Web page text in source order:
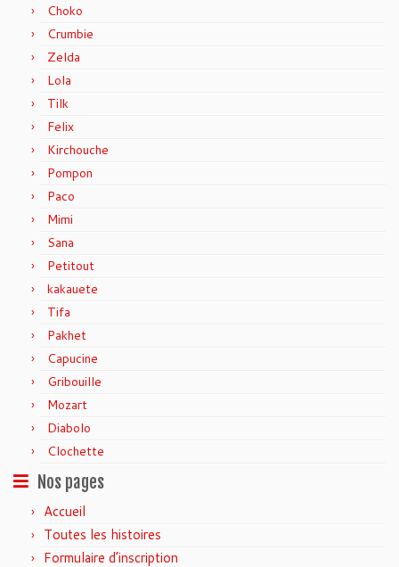
Choko
Crumbie
Zelda
Lola
Tilk
Felix
Kirchouche
Pompon
Paco
Mimi
Sana
Petitout
kakauete
Tifa
Pakhet
Capucine
Gribouille
Mozart
Diabolo
Clochette
Nos pages
Accueil
Toutes les histoires
Formulaire d’inscription